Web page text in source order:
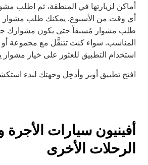
أماكن لزيارتها في المنطقة، ثم اطلب
أي وقت من الأسبوع. يمكنك طلب مشوار
طلب مشوار مُسبقاً حتى يكون مشوارك
المناسب. سواء كنت تتنقَّل مع مجموعة
استخدام التطبيق للعثور على خيار مشوار
افتح تطبيق أوبر وأدخِل وجهتك لبدء
أفينيون سيارات الأجرة
الرحلات الأخرى